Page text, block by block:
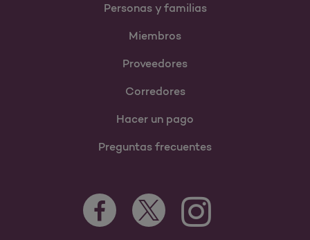
Personas y familias
Miembros
Proveedores
Corredores
Hacer un pago
Preguntas frecuentes